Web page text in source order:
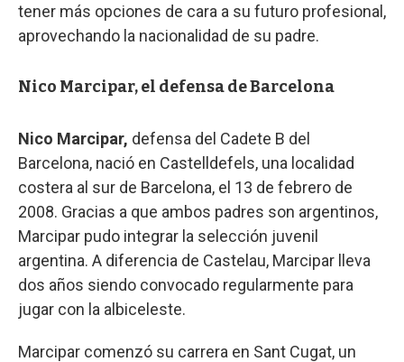
tener más opciones de cara a su futuro profesional,
aprovechando la nacionalidad de su padre.
Nico Marcipar, el defensa de Barcelona
Nico Marcipar, defensa del Cadete B del
Barcelona, nació en Castelldefels, una localidad
costera al sur de Barcelona, el 13 de febrero de
2008. Gracias a que ambos padres son argentinos,
Marcipar pudo integrar la selección juvenil
argentina. A diferencia de Castelau, Marcipar lleva
dos años siendo convocado regularmente para
jugar con la albiceleste.
Marcipar comenzó su carrera en Sant Cugat, un